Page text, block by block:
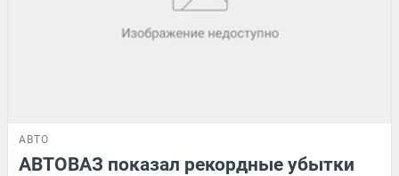
АВТО
АВТОВАЗ показал рекордные убытки